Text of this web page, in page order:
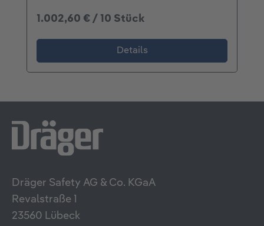
1.002,60 € / 10 Stück
Details
Dräger Safety AG & Co. KGaA
Revalstraße 1
23560 Lübeck